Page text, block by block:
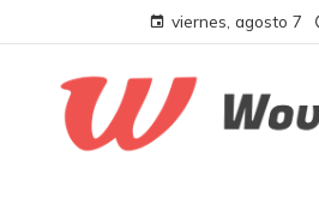
viernes, agosto 7